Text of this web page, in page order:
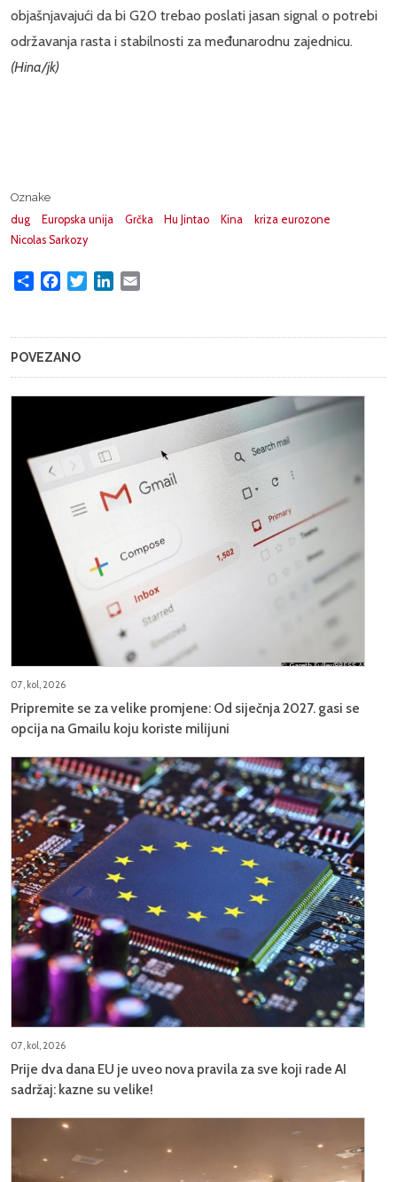
objašnjavajući da bi G20 trebao poslati jasan signal o potrebi
održavanja rasta i stabilnosti za međunarodnu zajednicu.
(Hina/jk)
Oznake
dug
Europska unija Grčka Hu Jintao Kina
kriza eurozone
Nicolas Sarkozy
Share FacebookTwitterLinkedIn
POVEZANO
07, kol, 2026
Pripremite se za velike promjene: Od siječnja 2027. gasi se
opcija na Gmailu koju koriste milijuni
07, kol, 2026
Prije dva dana EU je uveo nova pravila za sve koji rade AI
sadržaj: kazne su velike!